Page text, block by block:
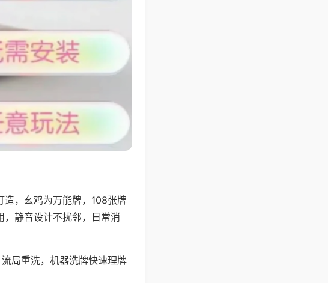
造，幺鸡为万能牌，108张牌
静音设计不扰邻，日常消
局重洗，机器洗牌快速理牌